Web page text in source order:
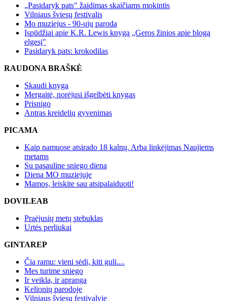
„Pasidaryk pats" žaidimas skaičiams mokintis
Vilniaus šviesų festivalis
Mo muziejus - 90-ųjų paroda
Įspūdžiai apie K.R. Lewis knygą „Geros žinios apie blogą
elgesį"
Pasidaryk pats: krokodilas
RAUDONA BRAŠKĖ
Skaudi knyga
Mergaitė, norėjusi išgelbėti knygas
Prisnigo
Antras kreidelių gyvenimas
PICAMA
Kaip namuose atsirado 18 kalnų. Arba linkėjimas Naujiems
metams
Su pasauline sniego diena
Diena MO muziejuje
Mamos, leiskite sau atsipalaiduoti!
DOVILEAB
Praėjusių metų stebuklas
Urtės perliukai
GINTAREP
Čia ramu: vieni sėdi, kiti guli....
Mes turime sniego
Ir veikla, ir apranga
Kelionių parodoje
Vilniaus šviesų festivalyje